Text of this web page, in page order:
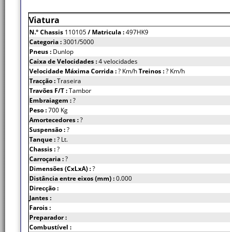
Viatura
N.º Chassis 110105/ Matricula :497HK9
Categoria :3001/5000
Pneus : Dunlop
Caixa de Velocidades :4 velocidades
Velocidade Máxima Corrida :? Km/hTreinos :? Km/h
Tracção :Traseira
Travões F/T :Tambor
Embraiagem :?
Peso :700 Kg
Amortecedores :?
Suspensão :?
Tanque :? Lt.
Chassis :?
Carroçaria :?
Dimensões (CxLxA) :?
Distância entre eixos (mm) :0.000
Direcção :
Jantes :
Farois :
Preparador :
Combustível :